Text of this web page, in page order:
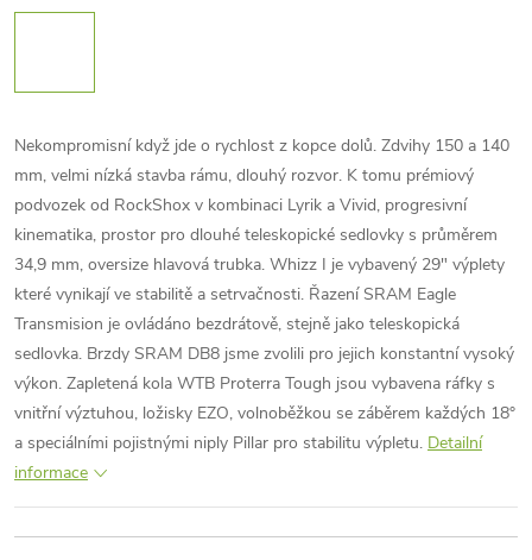
Nekompromisní když jde o rychlost z kopce dolů. Zdvihy 150 a 140
mm, velmi nízká stavba rámu, dlouhý rozvor. K tomu prémiový
podvozek od RockShox v kombinaci Lyrik a Vivid, progresivní
kinematika, prostor pro dlouhé teleskopické sedlovky s průměrem
34,9 mm, oversize hlavová trubka. Whizz I je vybavený 29" výplety
které vynikají ve stabilitě a setrvačnosti. Řazení SRAM Eagle
Transmision je ovládáno bezdrátově, stejně jako teleskopická
sedlovka. Brzdy SRAM DB8 jsme zvolili pro jejich konstantní vysoký
výkon. Zapletená kola WTB Proterra Tough jsou vybavena ráfky s
vnitřní výztuhou, ložisky EZO, volnoběžkou se záběrem každých 18°
a speciálními pojistnými niply Pillar pro stabilitu výpletu. Detailní
informace